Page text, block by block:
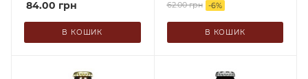
84.00 грн
В КОШИК
62.00грн -6%
В КОШИК